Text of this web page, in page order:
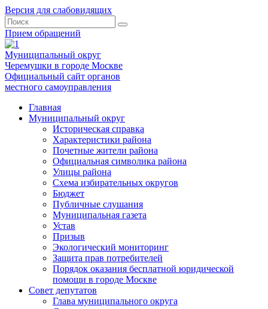
Версия для слабовидящих
Прием обращений
Муниципальный округ
Черемушки в городе Москве
Официальный сайт органов
местного самоуправления
Главная
Муниципальный округ
Историческая справка
Характеристики района
Почетные жители района
Официальная символика района
Улицы района
Схема избирательных округов
Бюджет
Публичные слушания
Муниципальная газета
Устав
Призыв
Экологический мониторинг
Защита прав потребителей
Порядок оказания бесплатной юридической
помощи в городе Москве
Совет депутатов
Глава муниципального округа